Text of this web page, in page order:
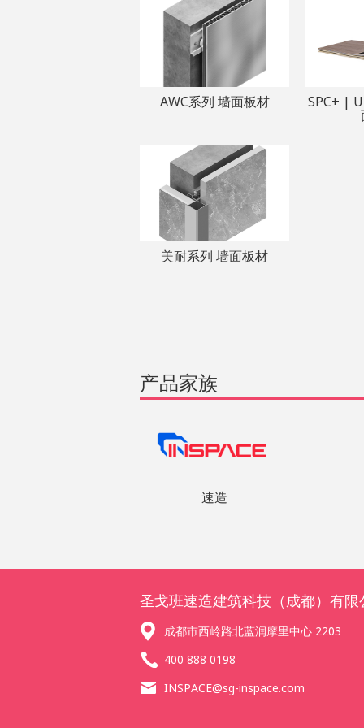
AWC系列 墙面板材 SPC+ |
美耐系列 墙面板材
产品家族
速造
圣戈班速造建筑科技（成都）有限
成都市西岭路北蓝润摩里中心 2203
400 888 0198
INSPACE@sg-inspace.com